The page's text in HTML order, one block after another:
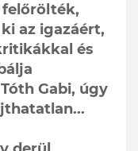
az igazáért,
és
Gabi, úgy